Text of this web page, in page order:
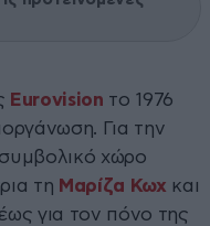
Eurovision το 1976
Για την
χώρο
τη Μαρίζα Κωχ και
για τον πόνο της